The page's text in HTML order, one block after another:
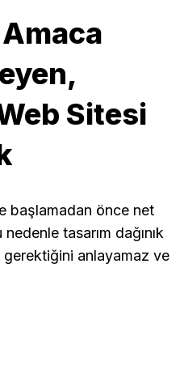
Sitesi
başlamadan önce net
nedenle tasarım dağınık
gerektiğini anlayamaz ve